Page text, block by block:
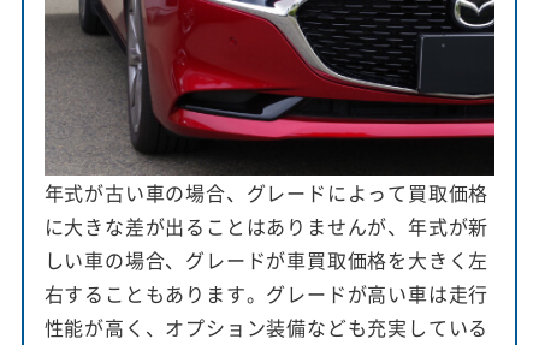
年式が古い車の場合、グレードによって買取価格
に大きな差が出ることはありませんが、年式が新
しい車の場合、グレードが車買取価格を大きく左
右することもあります。グレードが高い車は走行
性能が高く、オプション装備なども充実している